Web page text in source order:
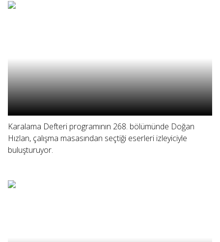
Karalama Defteri programının 268. bölümünde Doğan
Hızlan, çalışma masasından seçtiği eserleri izleyiciyle
buluşturuyor.